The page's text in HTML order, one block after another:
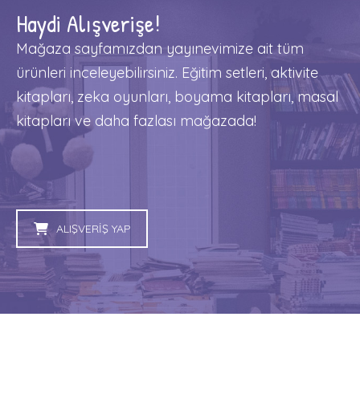
o
n
Haydi Alışverişe!
Mağaza sayfamızdan yayınevimize ait tüm
ürünleri inceleyebilirsiniz. Eğitim setleri, aktivite
kitapları, zeka oyunları, boyama kitapları, masal
kitapları ve daha fazlası mağazada!
ALIŞVERİŞ YAP